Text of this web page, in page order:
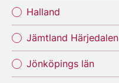
Halland
Jämtland Härjedalen
Jönköpings län